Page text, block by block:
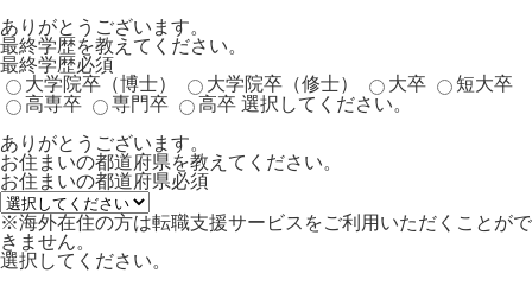
ありがとうございます。
最終学歴を教えてください。
最終学歴必須
大学院卒（博士）
大学院卒（修士） 大卒
短大卒
高専卒
専門卒 高卒 選択してください。
ありがとうございます。
お住まいの都道府県を教えてください。
お住まいの都道府県必須
※海外在住の方は転職支援サービスをご利用いただくことがで
きません。
選択してください。